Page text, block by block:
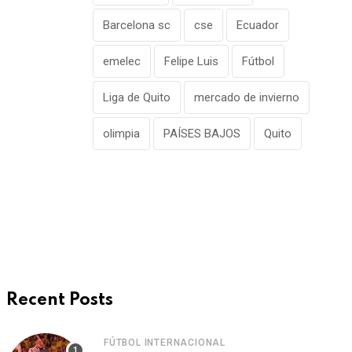
Barcelona sc cse Ecuador
emelec Felipe Luis Fútbol
Liga de Quito mercado de invierno
olimpia PAÍSES BAJOS Quito
Recent Posts
FÚTBOL INTERNACIONAL